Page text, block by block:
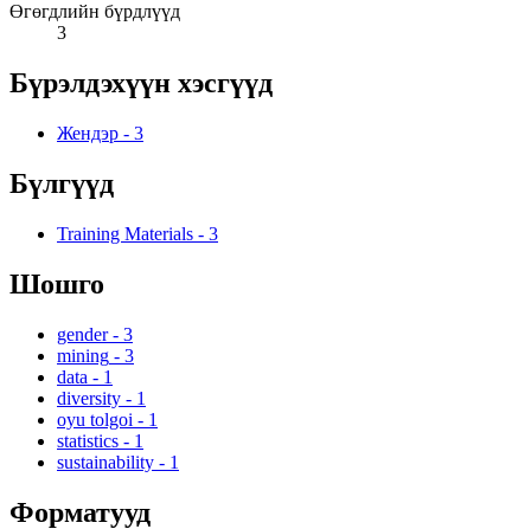
Өгөгдлийн бүрдлүүд
3
Бүрэлдэхүүн хэсгүүд
Жендэр - 3
Бүлгүүд
Training Materials - 3
Шошго
gender - 3
mining - 3
data - 1
diversity - 1
oyu tolgoi - 1
statistics - 1
sustainability - 1
Форматууд